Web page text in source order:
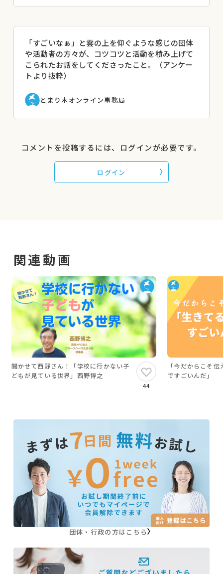
「すごいなぁ」と雲の上を仰ぐような感じの団体
や活動者の方々が、コツコツと活動を積み上げて
こられたお話をしてくださったこと。（アンケー
トより抜粋）
とまり木オンライン事務局
コメントを投稿するには、ログインが必要です。
ログイン
関連動画
聞かせて西野さん！「学校に行かない子
どもが見ている世界」西野博之
44
「今だからこそ
ですごいんだ」
団体・行政の方はこちら